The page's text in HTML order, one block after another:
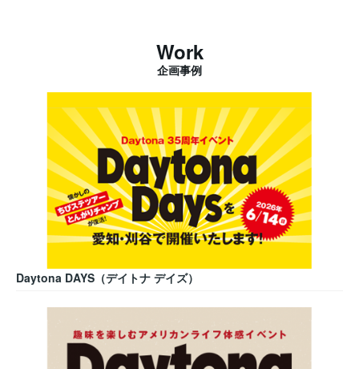
Work
企画事例
Daytona DAYS（デイトナ デイズ）